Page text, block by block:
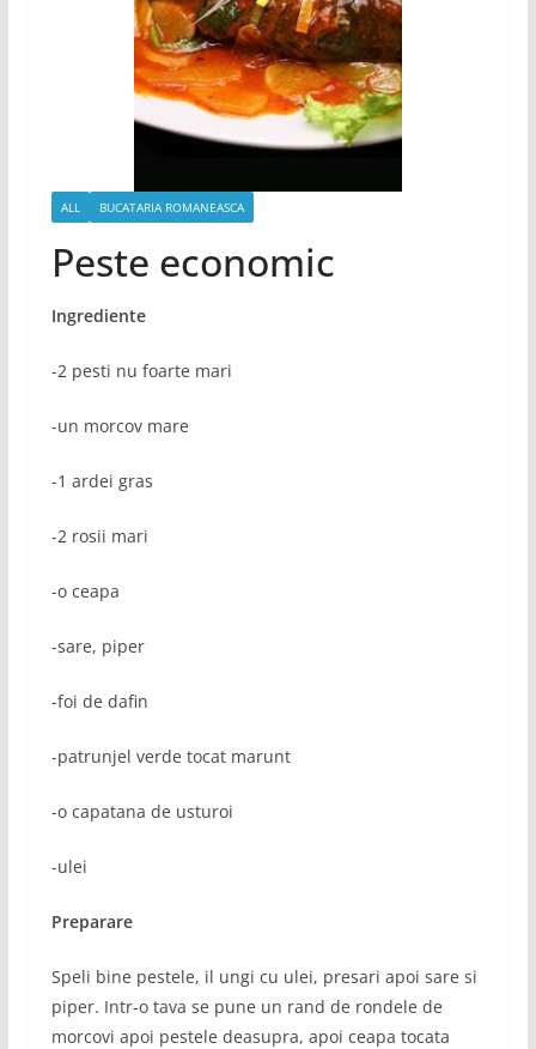
ALL BUCATARIA ROMANEASCA
Peste economic
Ingrediente
-2 pesti nu foarte mari
-un morcov mare
-1 ardei gras
-2 rosii mari
-o ceapa
-sare, piper
-foi de dafin
-patrunjel verde tocat marunt
-o capatana de usturoi
-ulei
Preparare
Speli bine pestele, il ungi cu ulei, presari apoi sare si
piper. Intr-o tava se pune un rand de rondele de
morcovi apoi pestele deasupra, apoi ceapa tocata